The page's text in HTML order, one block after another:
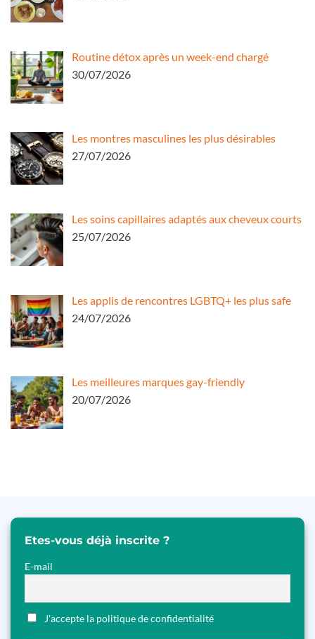
Routine détox après un week-end chargé
30/07/2026
Les montres masculines les plus désirables
27/07/2026
Les soins capillaires adaptés aux cheveux courts
25/07/2026
Les applis de rencontres LGBTQ+ les plus safe
24/07/2026
Les meilleures marques gay-friendly
20/07/2026
Etes-vous déjà inscrite ?
E-mail
J'accepte la politique de confidentialité